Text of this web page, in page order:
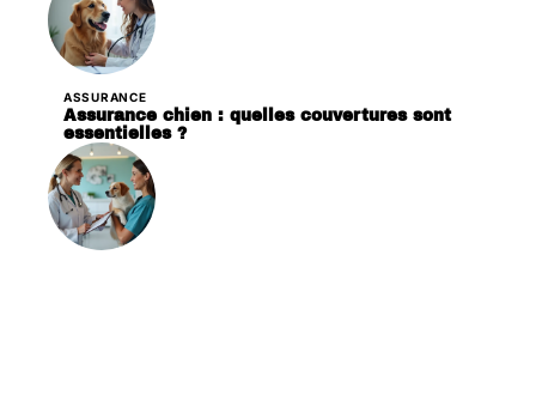
ASSURANCE
Assurance chien : quelles couvertures sont
essentielles ?